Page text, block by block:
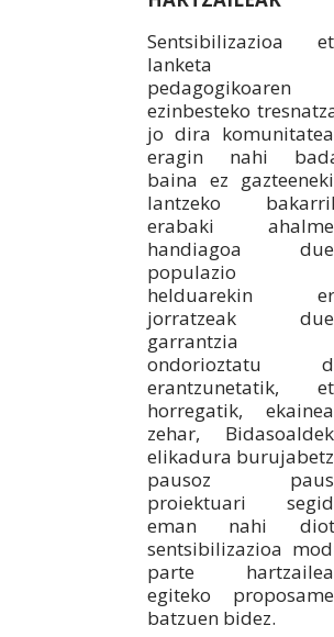
Sentsibilizazioa
lanketa
pedagogikoaren
ezinbesteko
jo dira
eragin nahi
baina ez
lantzeko
erabaki
handiagoa
populazio
helduarekin
jorratzeak
garrantzia
ondorioztatu
erantzunetatik,
horregatik,
zehar,
elikadura
pausoz
proiektuari
eman nahi
sentsibilizazioa
parte
egiteko
batzuen bidez.